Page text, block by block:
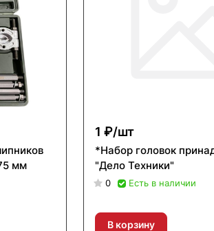
мм
1 ₽/шт
*Набор головок
"Дело Техники"
0 Есть в наличии
В корзину